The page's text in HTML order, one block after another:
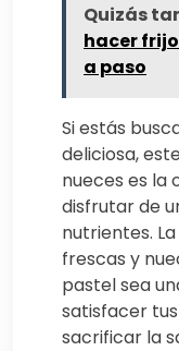
Quizás
hacer
a paso
Si estás
deliciosa,
nueces es
disfrutar de
nutrientes.
frescas y
pastel sea
satisfacer
sacrificar la